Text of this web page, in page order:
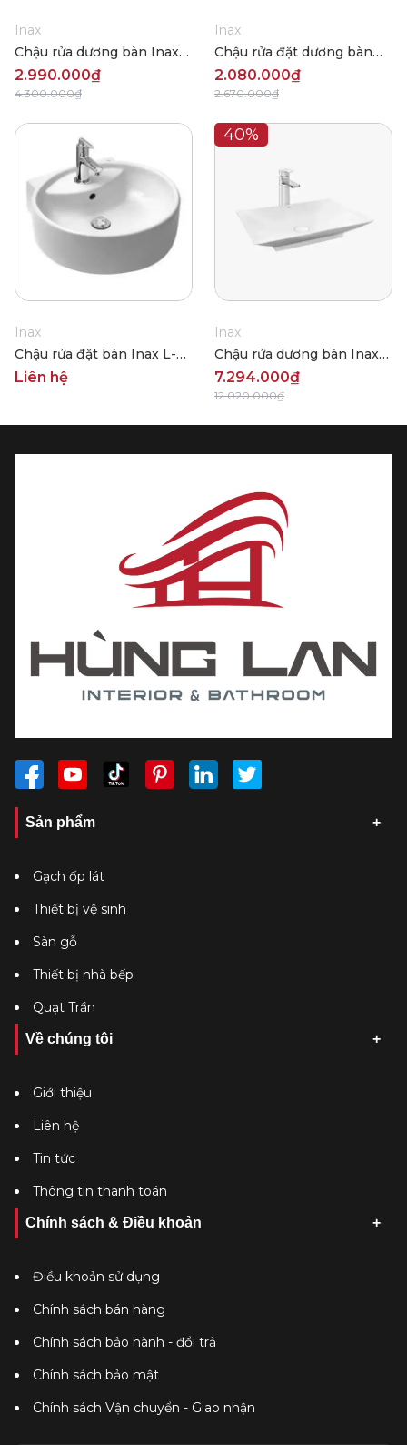
Inax
Chậu rửa dương bàn Inax
AL-632V
2.990.000₫
4.300.000₫
Inax
Chậu rửa đặt dương bàn
Inax AL-445V
2.080.000₫
2.670.000₫
Inax
Chậu rửa đặt bàn Inax L-
292VFC
Liên hệ
40%
Inax
Chậu rửa dương bàn Inax
AL-S610V
7.294.000₫
12.020.000₫
Sản phẩm
Gạch ốp lát
Thiết bị vệ sinh
Sàn gỗ
Thiết bị nhà bếp
Quạt Trần
Về chúng tôi
Giới thiệu
Liên hệ
Tin tức
Thông tin thanh toán
Chính sách & Điều khoản
Điều khoản sử dụng
Chính sách bán hàng
Chính sách bảo hành - đổi trả
Chính sách bảo mật
Chính sách Vận chuyển - Giao nhận